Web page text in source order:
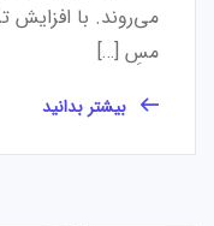
می‌روند. با
مسِ […]
بیشتر بدانید